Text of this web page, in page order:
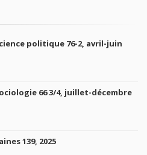
politique 76-2, avril-juin
66 3/4, juillet-décembre
139, 2025